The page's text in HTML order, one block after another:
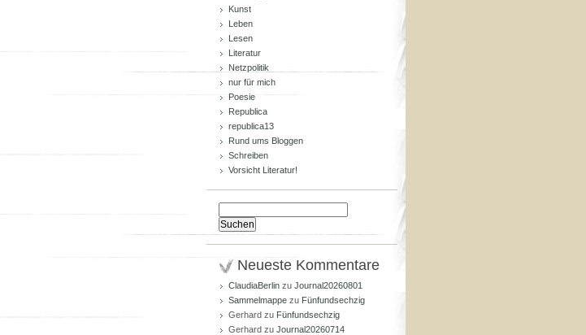
Kunst
Leben
Lesen
Literatur
Netzpolitik
nur für mich
Poesie
Republica
republica13
Rund ums Bloggen
Schreiben
Vorsicht Literatur!
nach:
Neueste Kommentare
ClaudiaBerlin zu Journal20260801
Sammelmappe zu Fünfundsechzig
Gerhard zu Fünfundsechzig
Gerhard zu Journal20260714